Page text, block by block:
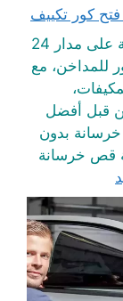
خدمات شركة قص خرسانة الكويت متاحة على مدار 24
للمداخن، مع
قبل أفضل
بدون
قص خرسانة